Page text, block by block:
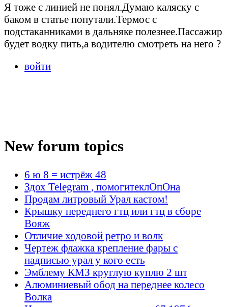
Я тоже с линией не понял.Думаю каляску с
баком в статье попутали.Термос с
подстаканниками в дальняке полезнее.Пассажир
будет водку пить,а водителю смотреть на него ?
войти
New forum topics
6 ю 8 = истрёж 48
Здох Telegram , помогитеклОпОна
Продам литровый Урал кастом!
Крышку переднего гтц или гтц в сборе
Вояж
Отличие ходовой ретро и волк
Чертеж флажка крепление фары с
надписью урал у кого есть
Эмблему КМЗ круглую куплю 2 шт
Алюминиевый обод на переднее колесо
Волка